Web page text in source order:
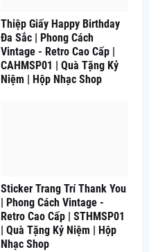
Thiệp Giấy Happy Birthday
Đa Sắc | Phong Cách
Vintage - Retro Cao Cấp |
CAHMSP01 | Quà Tặng Kỷ
Niệm | Hộp Nhạc Shop
Sticker Trang Trí Thank You
| Phong Cách Vintage -
Retro Cao Cấp | STHMSP01
| Quà Tặng Kỷ Niệm | Hộp
Nhạc Shop